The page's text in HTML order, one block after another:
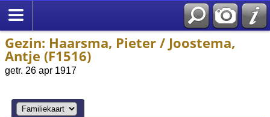
Gezin: Haarsma, Pieter / Joostema,
Antje (F1516)
getr. 26 apr 1917